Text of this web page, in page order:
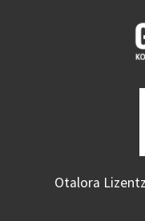
Otalora